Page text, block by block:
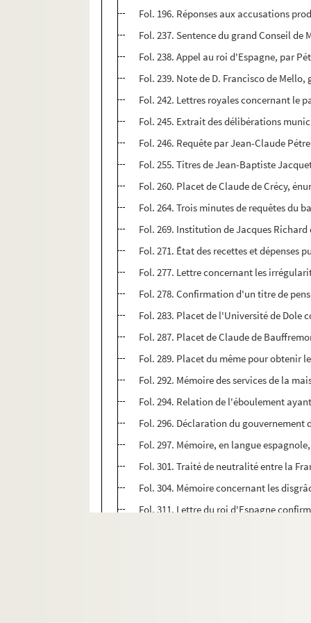
Fol. 196. Réponses aux accusations
Fol. 237. Sentence du grand Conseil
Fol. 238. Appel au roi d'Espagne, par
Fol. 239. Note de D. Francisco de
Fol. 242. Lettres royales concernant le
Fol. 245. Extrait des délibérations
Fol. 246. Requête par Jean-Claude
Fol. 255. Titres de Jean-Baptiste
Fol. 260. Placet de Claude de Crécy,
Fol. 264. Trois minutes de requêtes du
Fol. 269. Institution de Jacques
Fol. 271. État des recettes et dépenses
Fol. 277. Lettre concernant les
Fol. 278. Confirmation d'un titre de
Fol. 283. Placet de l'Université de Dole
Fol. 287. Placet de Claude de
Fol. 289. Placet du même pour obtenir
Fol. 292. Mémoire des services de la
Fol. 294. Relation de l'éboulement
Fol. 296. Déclaration du
Fol. 297. Mémoire, en langue
Fol. 301. Traité de neutralité entre la
Fol. 304. Mémoire concernant les
Fol. 311. Lettre du roi d'Espagne